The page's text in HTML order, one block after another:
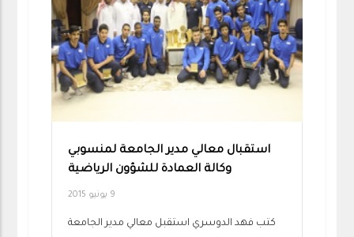
استقبال معالي مدير الجامعة لمنسوبي
وكالة العمادة للشؤون الرياضية
9 يونيو 2015
كتب فهد الدوسري استقبل معالي مدير الجامعة